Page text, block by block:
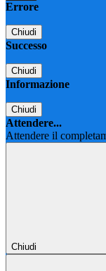
Errore
Chiudi
Successo
Chiudi
Informazione
Chiudi
Attendere...
Attendere il
Chiudi